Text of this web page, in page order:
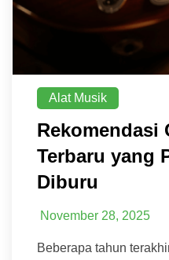
Alat Musik
Rekomendasi
Terbaru yang
Diburu
November 28, 2025
Beberapa tahun